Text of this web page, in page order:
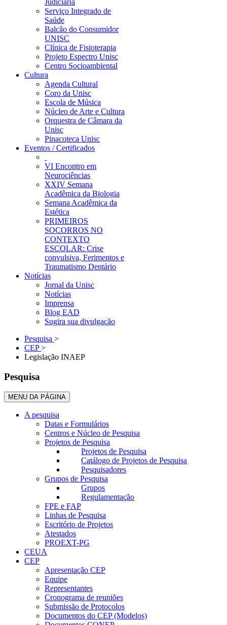
Judiciária
Serviço Integrado de
Saúde
Balcão do Consumidor
UNISC
Clínica de Fisioterapia
Projeto Espectro Unisc
Centro Socioambiental
Cultura
Agenda Cultural
Coro da Unisc
Escola de Música
Núcleo de Arte e Cultura
Orquestra de Câmara da
Unisc
Pinacoteca Unisc
Eventos / Certificados
VI Encontro em
Neurociências
XXIV Semana
Acadêmica da Biologia
Semana Acadêmica da
Estética
PRIMEIROS
SOCORROS NO
CONTEXTO
ESCOLAR: Crise
convulsiva, Ferimentos e
Traumatismo Dentário
Notícias
Jornal da Unisc
Notícias
Imprensa
Blog EAD
Sugira sua divulgação
Pesquisa >
CEP>
Legislação INAEP
Pesquisa
MENU DA PÁGINA
A pesquisa
Datas e Formulários
Centros e Núcleo de Pesquisa
Projetos de Pesquisa
Projetos de Pesquisa
Catálogo de Projetos de Pesquisa
Pesquisadores
Grupos de Pesquisa
Grupos
Regulamentação
FPE e FAP
Linhas de Pesquisa
Escritório de Projetos
Atestados
PROEXT-PG
CEUA
CEP
Apresentação CEP
Equipe
Representantes
Cronograma de reuniões
Submissão de Protocolos
Documentos do CEP (Modelos)